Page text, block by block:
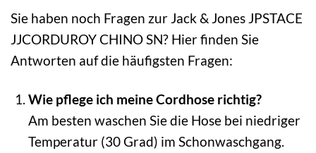
Sie haben noch Fragen zur Jack & Jones JPSTACE
JJCORDUROY CHINO SN? Hier finden Sie
Antworten auf die häufigsten Fragen:
Wie pflege ich meine Cordhose richtig?
Am besten waschen Sie die Hose bei niedriger
Temperatur (30 Grad) im Schonwaschgang.